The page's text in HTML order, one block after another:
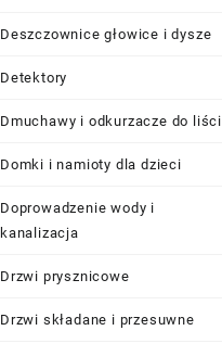
Deszczownice głowice i dysze
Detektory
Dmuchawy i odkurzacze do liści
Domki i namioty dla dzieci
Doprowadzenie wody i
kanalizacja
Drzwi prysznicowe
Drzwi składane i przesuwne